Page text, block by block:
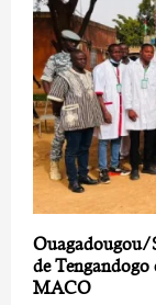
Ouagadougou/
de Tengandogo
MACO